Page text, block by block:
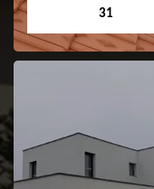
31
Pose et
changement de